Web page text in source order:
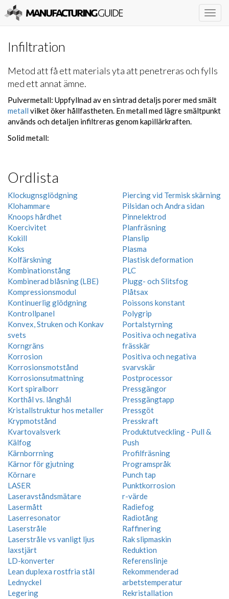
Infiltration
Metod att få ett materials yta att penetreras och fylls
med ett annat ämne.
Pulvermetall: Uppfyllnad av en sintrad detaljs porer med smält
metall vilket öker hållfastheten. En metall med lägre smältpunkt
används och detaljen infiltreras genom kapillärkraften.
Solid metall:
Ordlista
Klockugnsglödgning
Klohammare
Knoops hårdhet
Koercivitet
Kokill
Koks
Kolfärskning
Kombinationstång
Kombinerad blåsning (LBE)
Kompressionsmodul
Kontinuerlig glödgning
Kontrollpanel
Konvex, Struken och Konkav
svets
Korngräns
Korrosion
Korrosionsmotstånd
Korrosionsutmattning
Kort spiralborr
Korthål vs. långhål
Kristallstruktur hos metaller
Krypmotstånd
Kvartovalsverk
Kälfog
Kärnborrning
Kärnor för gjutning
Körnare
LASER
Laseravståndsmätare
Lasermått
Laserresonator
Laserstråle
Laserstråle vs vanligt ljus
laxstjärt
LD-konverter
Lean duplexa rostfria stål
Lednyckel
Legering
Piercing vid Termisk skärning
Pilsidan och Andra sidan
Pinnelektrod
Planfräsning
Planslip
Plasma
Plastisk deformation
PLC
Plugg- och Slitsfog
Plåtsax
Poissons konstant
Polygrip
Portalstyrning
Positiva och negativa
frässkär
Positiva och negativa
svarvskär
Postprocessor
Pressgängor
Pressgängtapp
Pressgöt
Presskraft
Produktutveckling - Pull &
Push
Profilfräsning
Programspråk
Punch tap
Punktkorrosion
r-värde
Radiefog
Radiotång
Raffinering
Rak slipmaskin
Reduktion
Referenslinje
Rekommenderad
arbetstemperatur
Rekristallation